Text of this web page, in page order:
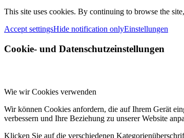
This site uses cookies. By continuing to browse the
Accept settingsHide notification onlyEinstellungen
Cookie- und Datenschutzeinstellungen
Wie wir Cookies verwenden
Wir können Cookies anfordern, die auf Ihrem Gerät
verbessern und Ihre Beziehung zu unserer Website
Klicken Sie auf die verschiedenen